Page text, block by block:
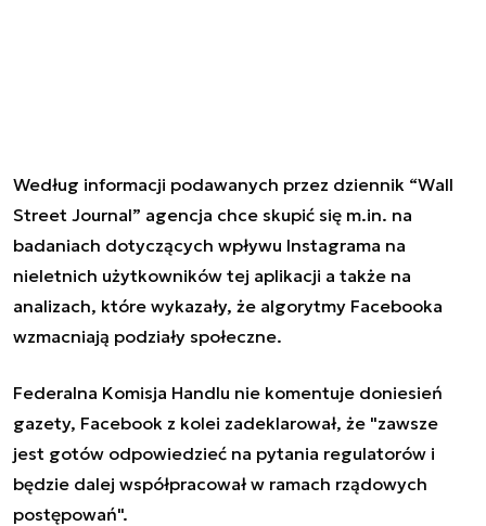
Według informacji podawanych przez dziennik “Wall
Street Journal” agencja chce skupić się m.in. na
badaniach dotyczących wpływu Instagrama na
nieletnich użytkowników tej aplikacji a także na
analizach, które wykazały, że algorytmy Facebooka
wzmacniają podziały społeczne.
Federalna Komisja Handlu nie komentuje doniesień
gazety, Facebook z kolei zadeklarował, że "zawsze
jest gotów odpowiedzieć na pytania regulatorów i
będzie dalej współpracował w ramach rządowych
postępowań".